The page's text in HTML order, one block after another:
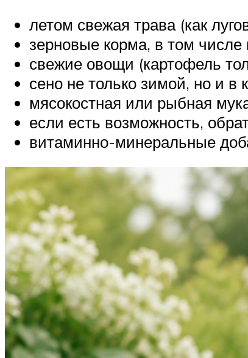
летом свежая трава (как
зерновые корма, в том числе
свежие овощи (картофель
сено не только зимой, но и в
мясокостная или рыбная
если есть возможность,
витаминно-минеральные